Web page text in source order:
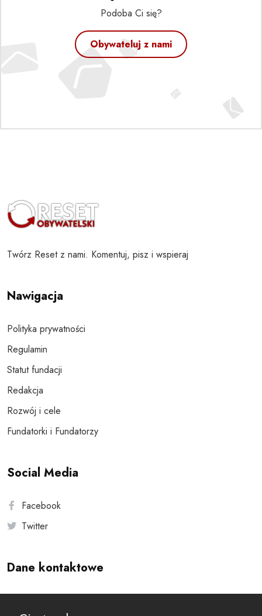
Podoba Ci się?
Obywateluj z nami
Twórz Reset z nami. Komentuj, pisz i wspieraj
Nawigacja
Polityka prywatności
Regulamin
Statut fundacji
Redakcja
Rozwój i cele
Fundatorki i Fundatorzy
Social Media
Facebook
Twitter
Dane kontaktowe